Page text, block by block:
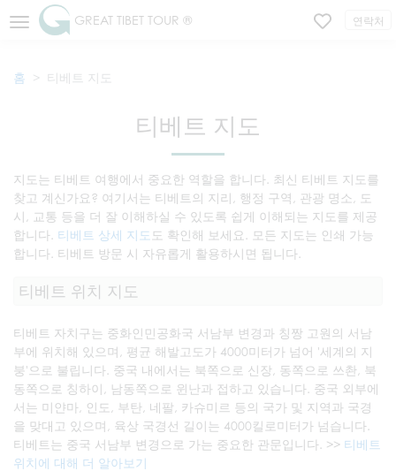
GREAT TIBET TOUR ® 연락처
홈 티베트 지도
티베트 지도
지도는 티베트 여행에서 중요한 역할을 합니다. 최신 티베트 지도를
찾고 계신가요? 여기서는 티베트의 지리, 행정 구역, 관광 명소, 도
시, 교통 등을 더 잘 이해하실 수 있도록 쉽게 이해되는 지도를 제공
합니다. 티베트 상세 지도 도 확인해 보세요. 모든 지도는 인쇄 가능
합니다. 티베트 방문 시 자유롭게 활용하시면 됩니다.
티베트 위치 지도
티베트 자치구는 중화인민공화국 서남부 변경과 칭짱 고원의 서남
부에 위치해 있으며, 평균 해발고도가 4000미터가 넘어 '세계의 지
붕'으로 불립니다. 중국 내에서는 북쪽으로 신장, 동쪽으로 쓰촨, 북
동쪽으로 칭하이, 남동쪽으로 윈난과 접하고 있습니다. 중국 외부에
서는 미얀마, 인도, 부탄, 네팔, 카슈미르 등의 국가 및 지역과 국경
을 맞대고 있으며, 육상 국경선 길이는 4000킬로미터가 넘습니다.
티베트는 중국 서남부 변경으로 가는 중요한 관문입니다. >> 티베트
위치에 대해 더 알아보기